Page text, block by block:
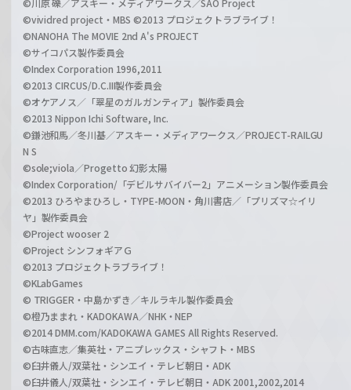
©vividred project・MBS ©2013 プロジェクトラブライブ！
©NANOHA The MOVIE 2nd A's PROJECT
©サイコパス製作委員会
©Index Corporation 1996,2011
©2013 CIRCUS/D.C.III製作委員会
©オケアノス／「翠星のガルガンティア」製作委員会
©2013 Nippon Ichi Software, Inc.
©鎌池和馬／冬川基／アスキー・メディアワークス／PROJECT-RAILGU
N S
©sole;viola／Progetto 幻影太陽
©Index Corporation/「デビルサバイバー2」アニメーション製作委員会
©2013 ひろやまひろし・TYPE-MOON・角川書店／「プリズマ☆イリ
ヤ」製作委員会
©Project wooser 2
©Project シンフォギアＧ
©2013 プロジェクトラブライブ！
©KLabGames
© TRIGGER・中島かずき／キルラキル製作委員会
©橙乃ままれ・KADOKAWA／NHK・NEP
©2014 DMM.com/KADOKAWA GAMES All Rights Reserved.
©古味直志／集英社・アニプレックス・シャフト・MBS
©臼井儀人/双葉社・シンエイ・テレビ朝日・ADK
©臼井儀人/双葉社・シンエイ・テレビ朝日・ADK 2001,2002,2014